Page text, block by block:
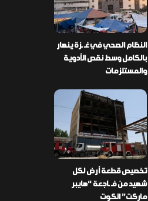
النظام الصحي في غـ ـزة ينهار
بالكامل وسط نقص الأدوية
والمستلزمات
تخصيص قطعة أرض لكل
شهيد من فـ ـاجعة “هايبر
ماركت” الكوت